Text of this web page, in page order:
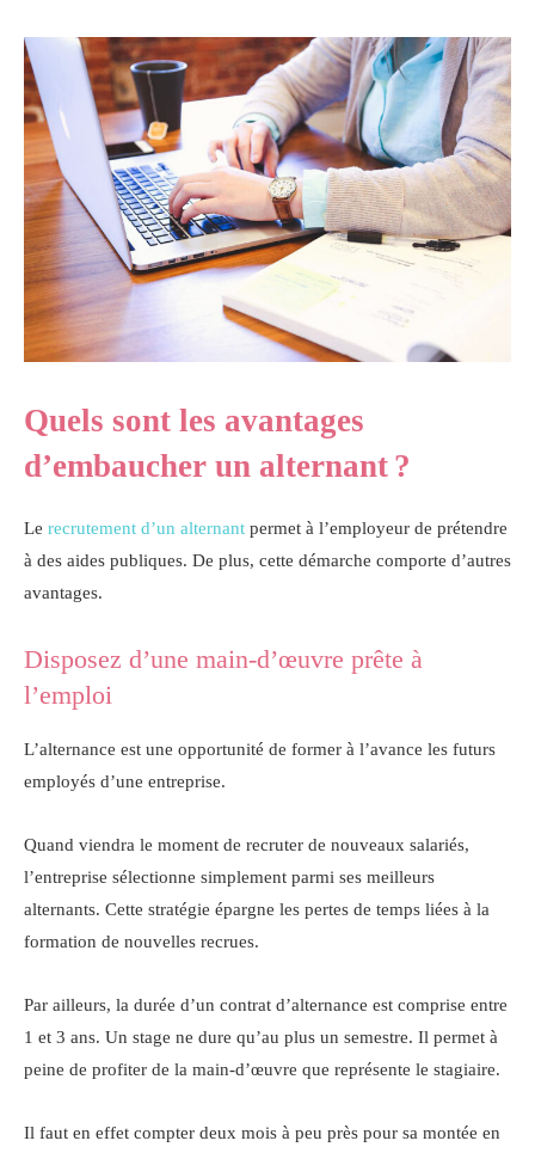
Quels sont les avantages
d’embaucher un alternant ?
Le recrutement d’un alternant permet à l’employeur de prétendre
à des aides publiques. De plus, cette démarche comporte d’autres
avantages.
Disposez d’une main-d’œuvre prête à
l’emploi
L’alternance est une opportunité de former à l’avance les futurs
employés d’une entreprise.
Quand viendra le moment de recruter de nouveaux salariés,
l’entreprise sélectionne simplement parmi ses meilleurs
alternants. Cette stratégie épargne les pertes de temps liées à la
formation de nouvelles recrues.
Par ailleurs, la durée d’un contrat d’alternance est comprise entre
1 et 3 ans. Un stage ne dure qu’au plus un semestre. Il permet à
peine de profiter de la main-d’œuvre que représente le stagiaire.
Il faut en effet compter deux mois à peu près pour sa montée en